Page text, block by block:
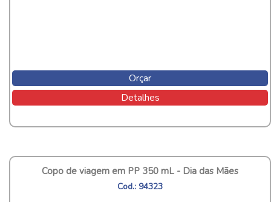
Orçar
Detalhes
Copo de viagem em PP 350 mL - Dia das Mães
Cod.: 94323